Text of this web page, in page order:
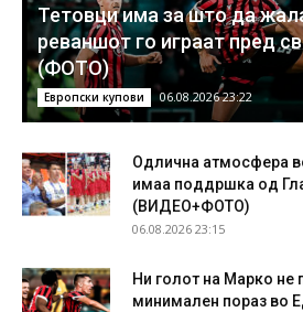
Тетовци има за што да
реваншот го играат пред
(ФОТО)
Европски купови 06.08.2026 23:22
Одлична атмосфера
имаа поддршка од
(ВИДЕО+ФОТО)
06.08.2026 23:15
Ни голот на Марко не
минимален пораз во